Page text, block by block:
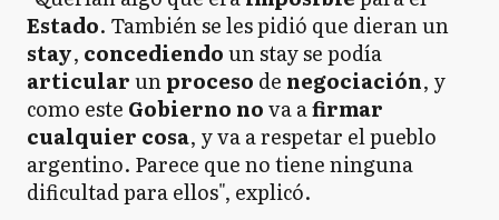
Estado. También se les pidió que dieran un
stay, concediendoun stay se podía
articularunproceso de negociación, y
como este Gobierno nova afirmar
cualquier cosa, y va a respetar el pueblo
argentino. Parece que no tiene ninguna
dificultad para ellos", explicó.